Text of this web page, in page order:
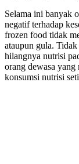
Selama ini banyak
negatif terhadap
frozen food tidak
ataupun gula.
hilangnya nutrisi
orang dewasa
konsumsi nutrisi